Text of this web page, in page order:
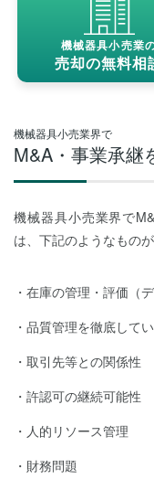
機械器具小売業
売却の無料相
機械器具小売業界で
M&A・事業承継
機械器具小売業界で
は、下記のようなものが
在庫の管理・評価（
品質管理を徹底して
取引先等との関係性
許認可の継続可能性
人的リソース管理
財務問題